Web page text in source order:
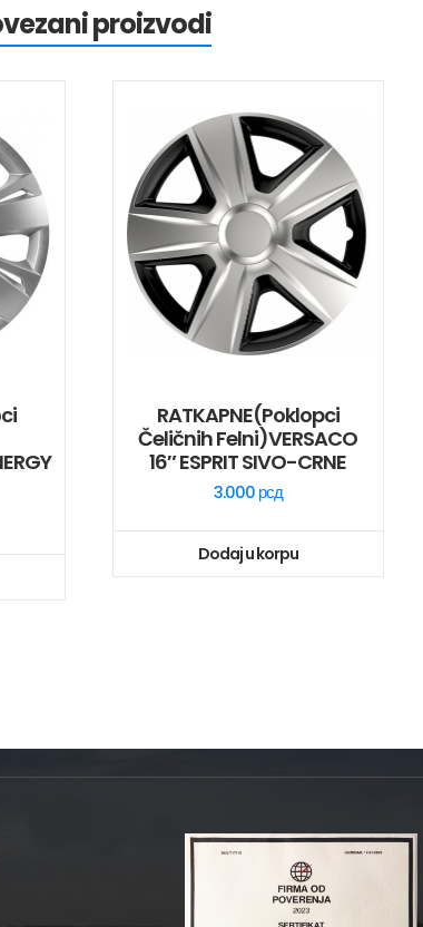
proizvodi
RATKAPNE(poklopci
Čeličnih Felni)VERSACO
16″ ESPRIT SIVO-CRNE
3.000 рсд
Dodaj u korpu